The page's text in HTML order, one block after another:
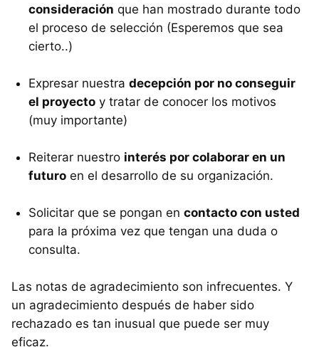
consideración que han mostrado durante todo
el proceso de selección (Esperemos que sea
cierto..)
Expresar nuestra decepción por no conseguir
el proyecto y tratar de conocer los motivos
(muy importante)
Reiterar nuestro interés por colaborar en un
futuro en el desarrollo de su organización.
Solicitar que se pongan en contacto con usted
para la próxima vez que tengan una duda o
consulta.
Las notas de agradecimiento son infrecuentes. Y
un agradecimiento después de haber sido
rechazado es tan inusual que puede ser muy
eficaz.